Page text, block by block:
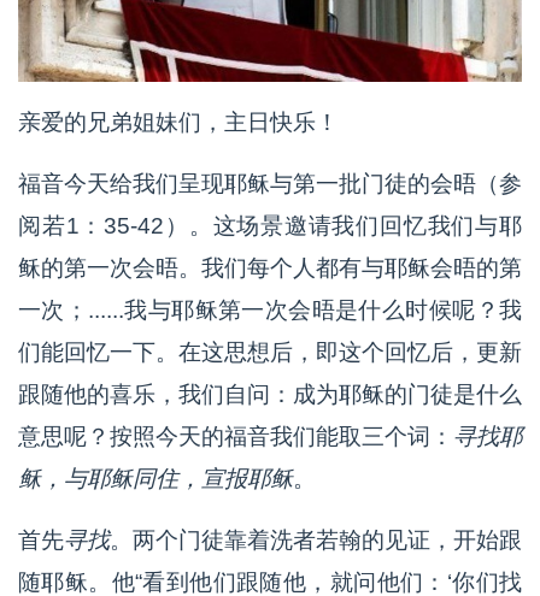
亲爱的兄弟姐妹们，主日快乐！
福音今天给我们呈现耶稣与第一批门徒的会晤（参
阅若1：35-42）。这场景邀请我们回忆我们与耶
稣的第一次会晤。我们每个人都有与耶稣会晤的第
一次；......我与耶稣第一次会晤是什么时候呢？我
们能回忆一下。在这思想后，即这个回忆后，更新
跟随他的喜乐，我们自问：成为耶稣的门徒是什么
意思呢？按照今天的福音我们能取三个词： 寻找耶
稣，与耶稣同住，宣报耶稣。
首先寻找。两个门徒靠着洗者若翰的见证，开始跟
随耶稣。他“看到他们跟随他，就问他们：‘你们找